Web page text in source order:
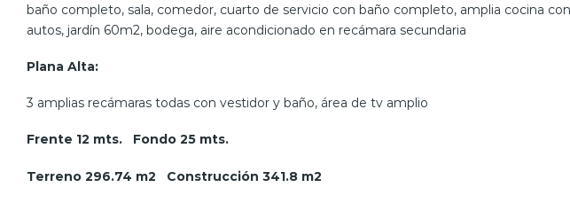
baño completo, sala, comedor, cuarto de servicio con baño completo, amplia cocina
autos, jardín 60m2, bodega, aire acondicionado en recámara secundaria
Plana Alta:
3 amplias recámaras todas con vestidor y baño, área de tv amplio
Frente 12 mts. Fondo 25 mts.
Terreno 296.74 m2 Construcción 341.8 m2